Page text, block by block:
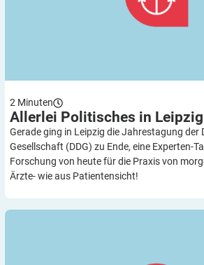
2 Minuten
Allerlei Politisches in Leipzig
Gerade ging in Leipzig die Jahrestagung der
Gesellschaft (DDG) zu Ende, eine Experten-
Forschung von heute für die Praxis von
Ärzte- wie aus Patientensicht!